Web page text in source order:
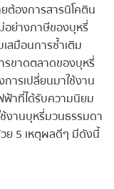
ต้องการสารนิโคติน
อย่างภาษีของบุหรี่
สมือนการซ้ำเติม
รขาดตลาดของบุหรี่
ารเปลี่ยนมาใช้งาน
ฟ้าที่ได้รับความนิยม
งานบุหรี่มวนธรรมดา
ย 5 เหตุผลดีๆ มีดังนี้